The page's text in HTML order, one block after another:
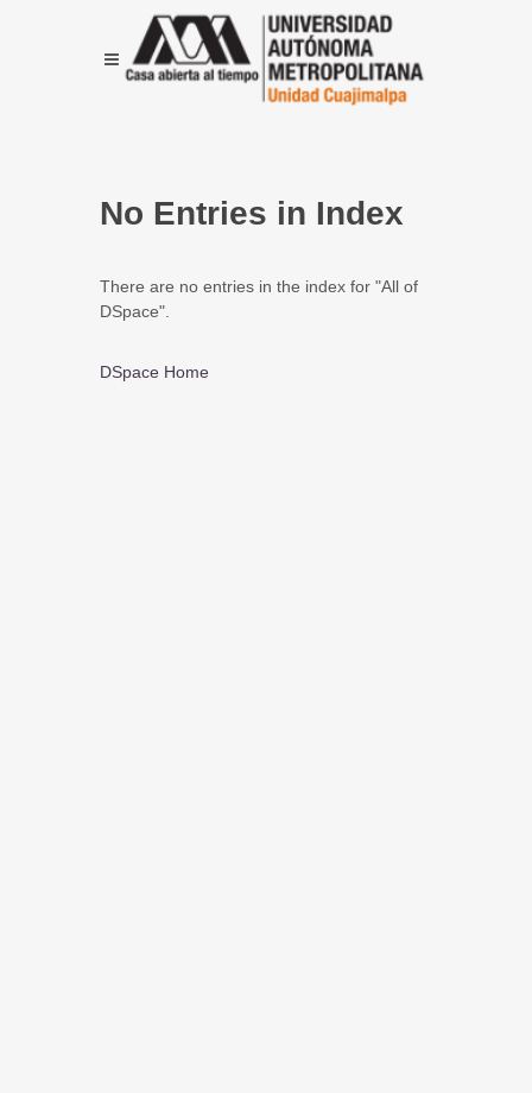
No Entries in Index
There are no entries in the index for "All of
DSpace".
DSpace Home